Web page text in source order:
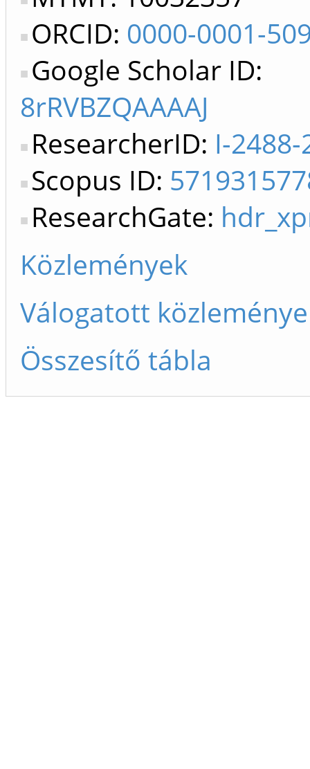
ORCID: 0000-0001-
Google Scholar ID:
8rRVBZQAAAAJ
ResearcherID: I-
Scopus ID:
ResearchGate:
Közlemények
Válogatott
Összesítő tábla